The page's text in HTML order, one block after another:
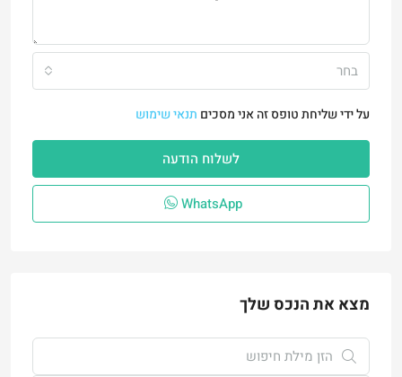
בחר
על ידי שליחת טופס זה אני מסכים תנאי שימוש
לשלוח הודעה
WhatsApp
מצא את הנכס שלך